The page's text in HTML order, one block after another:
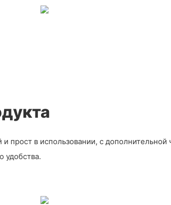
прост в использовании, с дополнительной
удобства.